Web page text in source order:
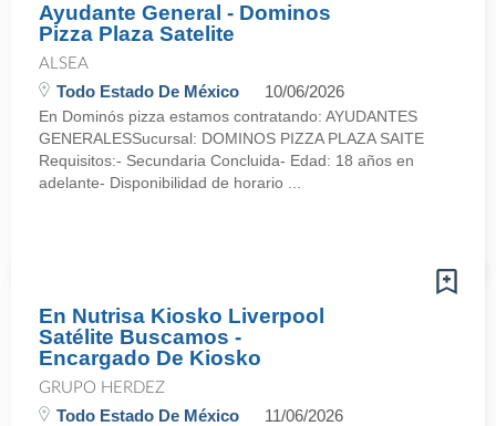
Ayudante General - Dominos
Pizza Plaza Satelite
ALSEA
Todo Estado De México 10/06/2026
En Dominós pizza estamos contratando: AYUDANTES
GENERALESSucursal: DOMINOS PIZZA PLAZA SAITE
Requisitos:- Secundaria Concluida- Edad: 18 años en
adelante- Disponibilidad de horario ...
En Nutrisa Kiosko Liverpool
Satélite Buscamos -
Encargado De Kiosko
GRUPO HERDEZ
Todo Estado De México 11/06/2026